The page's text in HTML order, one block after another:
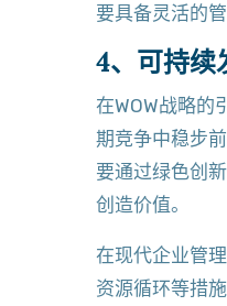
要具备灵活的
4、可持续
在WOW战略的
期竞争中稳步
要通过绿色创
创造价值。
在现代企业管
资源循环等措